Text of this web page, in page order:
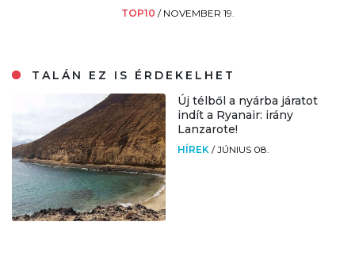
TOP10 / NOVEMBER 19.
TALÁN EZ IS ÉRDEKELHET
Új télből a nyárba járatot
indít a Ryanair: irány
Lanzarote!
HÍREK /JÚNIUS 08.